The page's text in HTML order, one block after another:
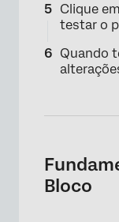
Clique em
testar o
Quando
Bloco